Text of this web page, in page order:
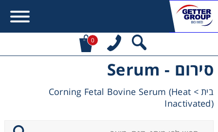
0
סירום - Serum
בית>
Corning Fetal Bovine Serum (Heat
Inactivated)
Contact form not found.
מעונין לקבל הצעת מחיר או מידע עבור: